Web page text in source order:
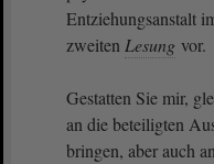
Entziehungsanstalt
zweiten Lesung vor.
Gestatten Sie mir,
an die beteiligten
bringen, aber auch